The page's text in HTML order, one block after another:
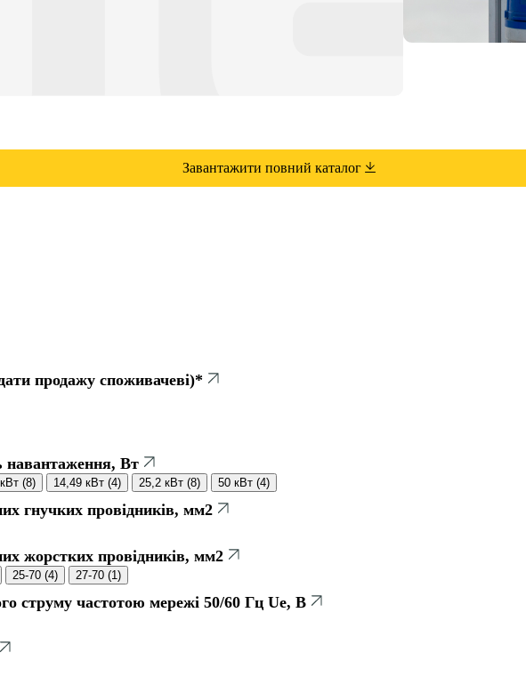
Завантажити повний каталог
продажу споживачеві)*
навантаження, Вт
(8) 14,49 кВт (4) 25,2 кВт (8) 50 кВт (4)
гнучких провідників, мм2
жорстких провідників, мм2
25-70 (4) 27-70 (1)
струму частотою мережі 50/60 Гц Ue, В